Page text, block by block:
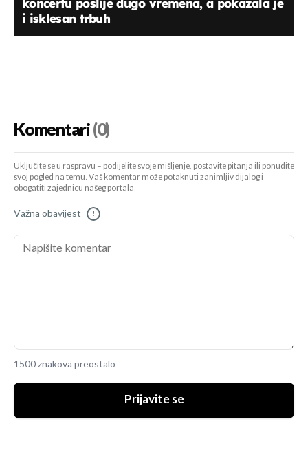
koncertu poslije dugo vremena, a pokazala je
i isklesan trbuh
Komentari(0)
Uključite se u raspravu – podijelite svoje mišljenje, postavite pitanja ili ponudite
svoj pogled na temu. Vaš komentar može potaknuti zanimljiv dijalog i
obogatiti zajednicu našeg portala.
Važna obavijest !
1500 znakova preostalo
Prijavite se